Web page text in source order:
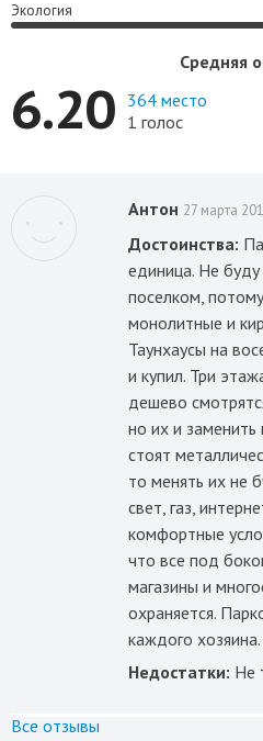
Экология
Средняя
6.20 364 место
1 голос
Антон 27 марта
Достоинства:
единица. Не
поселком,
монолитные и
Таунхаусы на
и купил. Три
дешево
но их и
стоят
то менять их не
свет, газ,
комфортные
что все под
магазины и
охраняется.
каждого хозяина.
Недостатки: Не
Все отзывы